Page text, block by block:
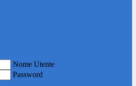
Nome Utente
Password